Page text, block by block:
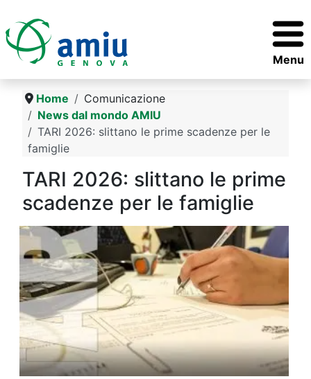
Menu
Home
Comunicazione
News dal mondo AMIU
TARI 2026: slittano le prime scadenze per le
famiglie
TARI 2026: slittano le prime
scadenze per le famiglie